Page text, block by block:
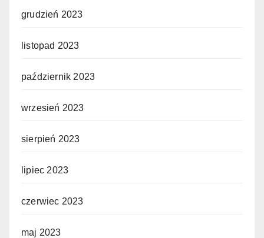
grudzień 2023
listopad 2023
październik 2023
wrzesień 2023
sierpień 2023
lipiec 2023
czerwiec 2023
maj 2023